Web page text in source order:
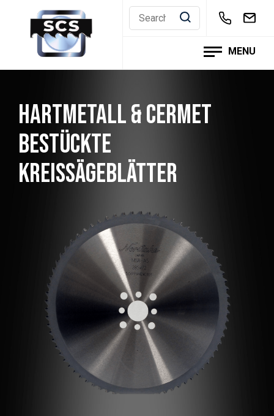
MENU
HARTMETALL & CERMET
BESTÜCKTE
KREISSÄGEBLÄTTER